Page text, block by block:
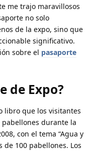
me trajo maravillosos
no solo
de la expo, sino que
significativo.
sobre el pasaporte
de Expo?
libro que los visitantes
durante la
con el tema “Agua y
de 100 pabellones. Los